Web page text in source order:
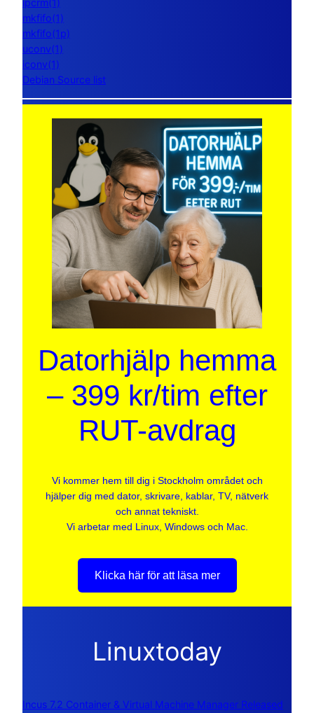
ipcrm(1)
mkfifo(1)
mkfifo(1p)
uconv(1)
iconv(1)
Debian Source list
Datorhjälp hemma
– 399 kr/tim efter
RUT-avdrag
Vi kommer hem till dig i Stockholm området och
hjälper dig med dator, skrivare, kablar, TV, nätverk
och annat tekniskt.
Vi arbetar med Linux, Windows och Mac.
Klicka här för att läsa mer
Linuxtoday
Incus 7.2 Container & Virtual Machine Manager Released